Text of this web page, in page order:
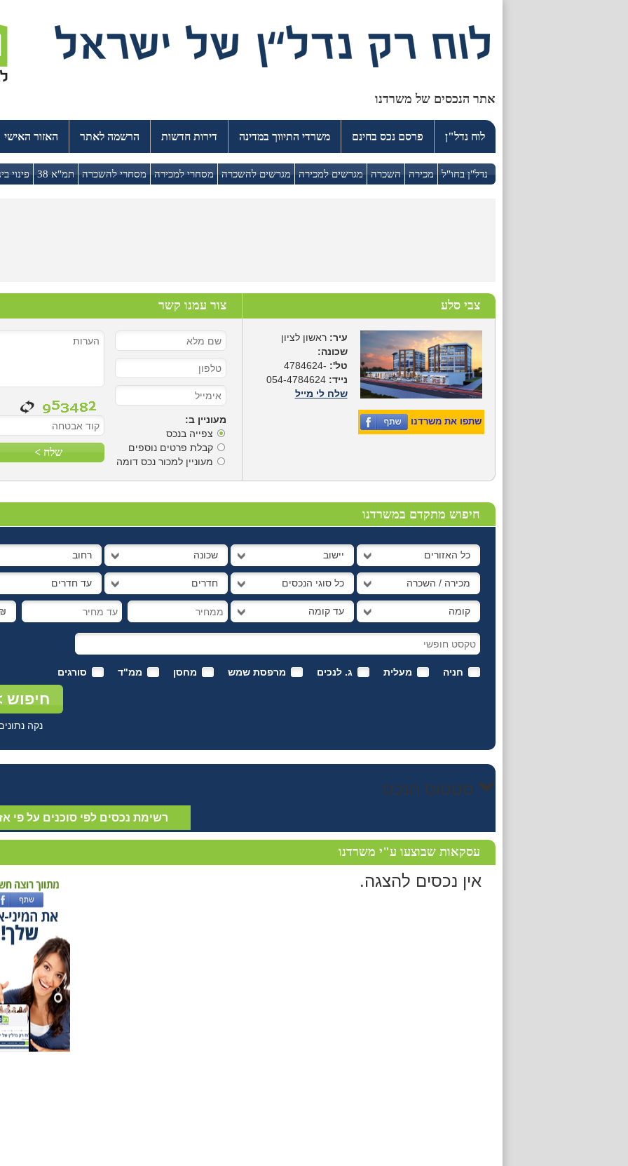
אתר הנכסים של משרדנו
לוח נדל"ן פרסם נכס בחינם משרדי התיווך במדינה דירות חדשות הרשמה לאתר האזור האישי
נדל"ן בחו"ל מכירה השכרה מגרשים למכירה מגרשים להשכרה מסחרי למכירה מסחרי להשכרה תמ"א 38 פינוי
צבי סלע
שתפו את משרדנו
עיר: ראשון לציון
שכונה:
טל': -4784624
נייד: 054-4784624
שלח לי מייל
צור עמנו קשר
מעוניין ב:
צפייה בנכס
קבלת פרטים נוספים
מעוניין למכור נכס דומה
חיפוש מתקדם במשרדנו
כל האזורים יישוב שכונה רחוב
מכירה / השכרה כל סוגי הנכסים חדרים עד חדרים
קומה עד קומה
חניה מעלית ג. לנכים מרפסת שמש מחסן ממ"ד סורגים
נקה
סטטוס הנכס
רשימת נכסים לפי סוכנים על פי
התמחות
עסקאות שבוצעו ע"י משרדנו
אין נכסים להצגה.